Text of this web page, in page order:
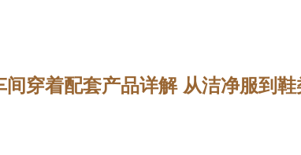
间穿着配套产品详解 从洁净服到